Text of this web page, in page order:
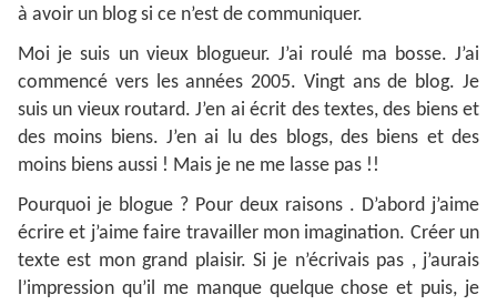
à avoir un blog si ce n’est de communiquer.
Moi je suis un vieux blogueur. J’ai roulé ma bosse. J’ai
commencé vers les années 2005. Vingt ans de blog. Je
suis un vieux routard. J’en ai écrit des textes, des biens et
des moins biens. J’en ai lu des blogs, des biens et des
moins biens aussi ! Mais je ne me lasse pas !!
Pourquoi je blogue ? Pour deux raisons . D’abord j’aime
écrire et j’aime faire travailler mon imagination. Créer un
texte est mon grand plaisir. Si je n’écrivais pas , j’aurais
l’impression qu’il me manque quelque chose et puis, je